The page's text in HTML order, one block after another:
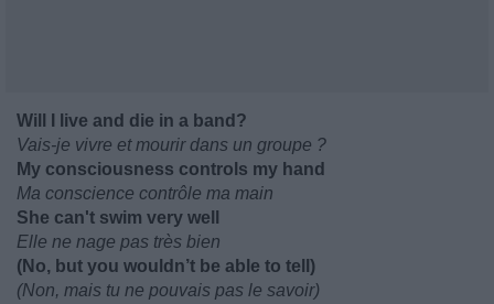
Will I live and die in a band?
Vais-je vivre et mourir dans un groupe ?
My consciousness controls my hand
Ma conscience contrôle ma main
She can't swim very well
Elle ne nage pas très bien
(No, but you wouldn’t be able to tell)
(Non, mais tu ne pouvais pas le savoir)